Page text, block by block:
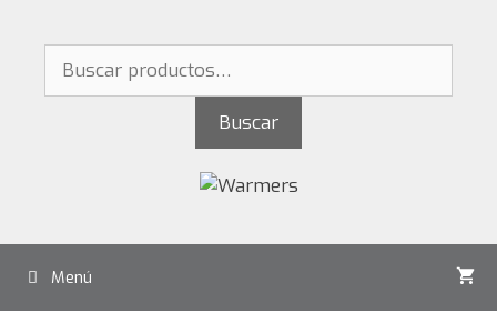
contenido
Buscar
por:
Buscar
Menú